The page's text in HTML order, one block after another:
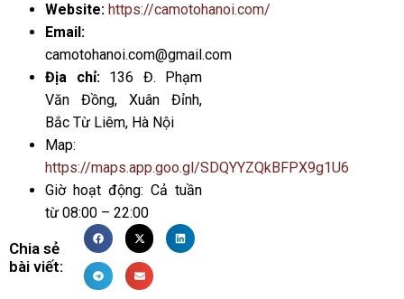
Website: https://camotohanoi.com/
Email:
camotohanoi.com@gmail.com
Địa chỉ:
136 Đ. Phạm
Văn Đồng, Xuân Đỉnh,
Bắc Từ Liêm, Hà Nội
Map:
https://maps.app.goo.gl/SDQYYZQkBFPX9g1U6
Giờ hoạt động: Cả tuần
từ 08:00 – 22:00
Chia sẻ
bài viết: